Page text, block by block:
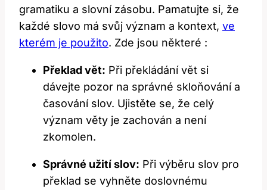
gramatiku a slovní zásobu. Pamatujte si, že
každé slovo má svůj význam a kontext, ve
kterém je použito. Zde jsou některé :
Překlad vět: Při překládání vět si
dávejte pozor na správné skloňování a
časování slov. Ujistěte se, že celý
význam věty je zachován a není
zkomolen.
Správné užití slov: Při výběru slov pro
překlad se vyhněte doslovnému